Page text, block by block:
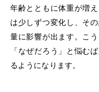
年齢とともに体重が増
は少しずつ変化し、そ
量に影響が出ます。こ
「なぜだろう」と悩む
るようになります。